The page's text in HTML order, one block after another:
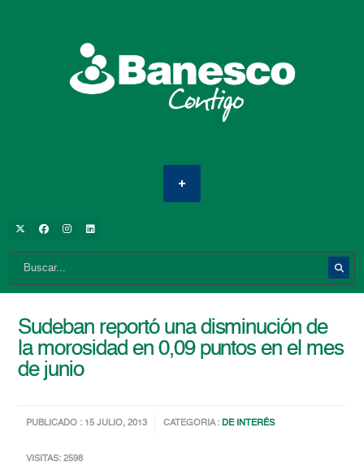
Sudeban reportó una disminución de
la morosidad en 0,09 puntos en el mes
de junio
PUBLICADO : 15 JULIO, 2013 CATEGORIA :DE INTERÉS
VISITAS: 2598